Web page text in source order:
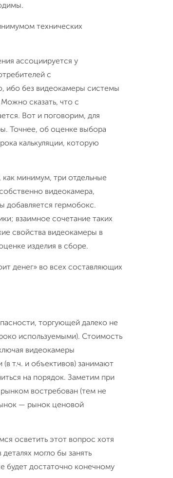
технических
ассоциируется у
с
ибо без видеокамеры системы
сказать, что с
Вот и поговорим, для
Точнее, об оценке выбора
калькуляции, которую
минимум, три отдельные
видеокамера,
добавляется гермобокс.
взаимное сочетание таких
свойства видеокамеры в
изделия в сборе.
денег» во всех составляющих
торгующей далеко не
используемыми). Стоимость
видеокамеры
т.ч. и объективов) занимают
на порядок. Заметим при
востребован (тем не
— рынок ценовой
осветить этот вопрос хотя
могло бы занять
будет достаточно конечному